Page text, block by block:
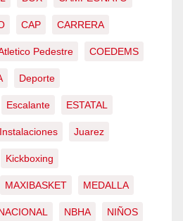
CAP CARRERA
Pedestre COEDEMS
Deporte
Escalante ESTATAL
Instalaciones Juarez
Kickboxing
MAXIBASKET MEDALLA
NBHA NIÑOS